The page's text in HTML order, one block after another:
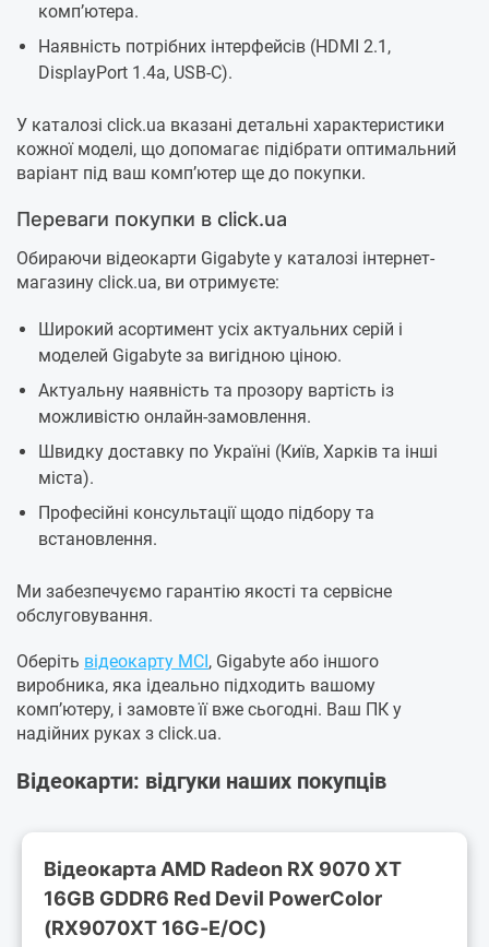
комп’ютера.
Наявність потрібних інтерфейсів (HDMI 2.1,
DisplayPort 1.4a, USB-C).
У каталозі click.ua вказані детальні характеристики
кожної моделі, що допомагає підібрати оптимальний
варіант під ваш комп’ютер ще до покупки.
Переваги покупки в click.ua
Обираючи відеокарти Gigabyte у каталозі інтернет-
магазину click.ua, ви отримуєте:
Широкий асортимент усіх актуальних серій і
моделей Gigabyte за вигідною ціною.
Актуальну наявність та прозору вартість із
можливістю онлайн-замовлення.
Швидку доставку по Україні (Київ, Харків та інші
міста).
Професійні консультації щодо підбору та
встановлення.
Ми забезпечуємо гарантію якості та сервісне
обслуговування.
Оберіть відеокарту MСI , Gigabyte або іншого
виробника, яка ідеально підходить вашому
комп’ютеру, і замовте її вже сьогодні. Ваш ПК у
надійних руках з click.ua.
Відеокарти: відгуки наших покупців
Відеокарта AMD Radeon RX 9070 XT
16GB GDDR6 Red Devil PowerColor
(RX9070XT 16G-E/OC)